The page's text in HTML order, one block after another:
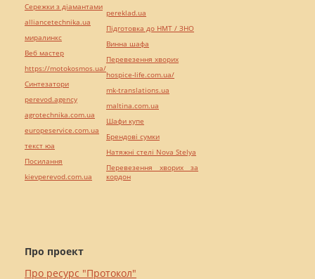
Про проект
Про ресурс "Протокол"
Сережки з діамантами
alliancetechnika.ua
миралинкс
Веб мастер
https://motokosmos.ua/
Синтезатори
perevod.agency
agrotechnika.com.ua
europeservice.com.ua
текст юа
Посилання
kievperevod.com.ua
pereklad.ua
Підготовка до НМТ / ЗНО
Винна шафа
Перевезення хворих
hospice-life.com.ua/
mk-translations.ua
maltina.com.ua
Шафи купе
Брендові сумки
Натяжні стелі Nova Stelya
Перевезення хворих за
кордон